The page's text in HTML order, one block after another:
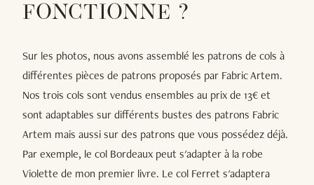
FONCTIONNE ?
Sur les photos, nous avons assemblé les patrons de cols à
différentes pièces de patrons proposés par Fabric Artem.
Nos trois cols sont vendus ensembles au prix de 13€ et
sont adaptables sur différents bustes des patrons Fabric
Artem mais aussi sur des patrons que vous possédez déjà.
Par exemple, le col Bordeaux peut s'adapter à la robe
Violette de mon premier livre. Le col Ferret s'adaptera